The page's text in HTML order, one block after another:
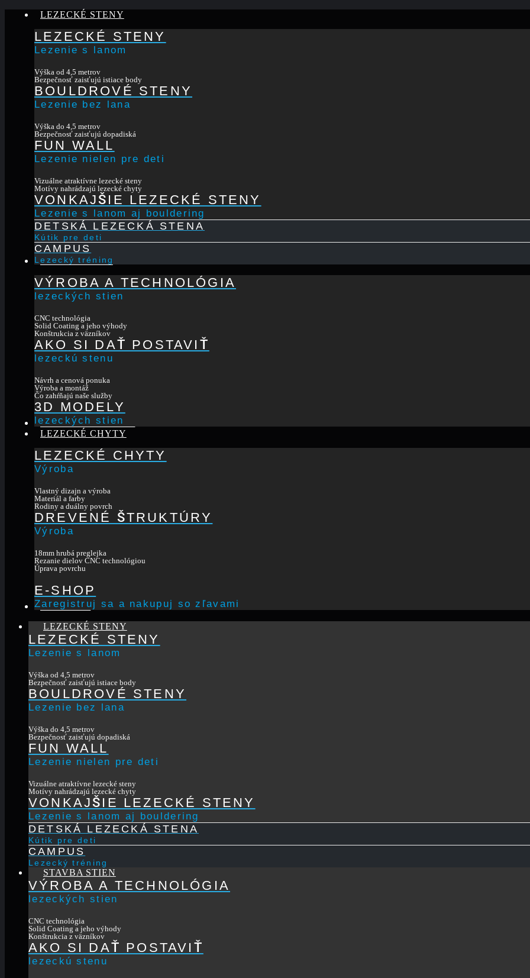
LEZECKÉ STENY
LEZECKÉ STENY
Lezenie s lanom
Výška od 4,5 metrov
Bezpečnosť zaisťujú istiace body
BOULDROVÉ STENY
Lezenie bez lana
Výška do 4,5 metrov
Bezpečnosť zaisťujú dopadiská
FUN WALL
Lezenie nielen pre deti
Vizuálne atraktívne lezecké steny
Motívy nahrádzajú lezecké chyty
VONKAJŠIE LEZECKÉ STENY
Lezenie s lanom aj bouldering
DETSKÁ LEZECKÁ STENA
Kútik pre deti
CAMPUS
Lezecký tréning
STAVBA STIEN
VÝROBA A TECHNOLÓGIA
lezeckých stien
CNC technológia
Solid Coating a jeho výhody
Konštrukcia z väzníkov
AKO SI DAŤ POSTAVIŤ
lezeckú stenu
Návrh a cenová ponuka
Výroba a montáž
Čo zahŕňajú naše služby
3D MODELY
lezeckých stien
REALIZÁCIE STIEN
LEZECKÉ CHYTY
LEZECKÉ CHYTY
Výroba
Vlastný dizajn a výroba
Materiál a farby
Rodiny a duálny povrch
DREVENÉ ŠTRUKTÚRY
Výroba
18mm hrubá preglejka
Rezanie dielov CNC technológiou
Úprava povrchu
E-SHOP
Zaregistruj sa a nakupuj so zľavami
KONTAKT
LEZECKÉ STENY
LEZECKÉ STENY
Lezenie s lanom
Výška od 4,5 metrov
Bezpečnosť zaisťujú istiace body
BOULDROVÉ STENY
Lezenie bez lana
Výška do 4,5 metrov
Bezpečnosť zaisťujú dopadiská
FUN WALL
Lezenie nielen pre deti
Vizuálne atraktívne lezecké steny
Motívy nahrádzajú lezecké chyty
VONKAJŠIE LEZECKÉ STENY
Lezenie s lanom aj bouldering
DETSKÁ LEZECKÁ STENA
Kútik pre deti
CAMPUS
Lezecký tréning
STAVBA STIEN
VÝROBA A TECHNOLÓGIA
lezeckých stien
CNC technológia
Solid Coating a jeho výhody
Konštrukcia z väzníkov
AKO SI DAŤ POSTAVIŤ
lezeckú stenu